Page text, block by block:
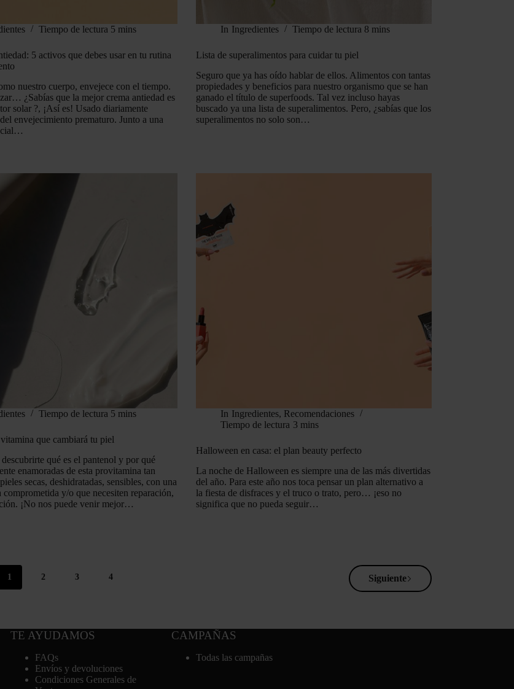
Tiempo de lectura 5 mins
5 activos que debes usar en tu rutina
nuestro cuerpo, envejece con el tiempo.
¿Sabías que la mejor crema antiedad es
solar ?, ¡Así es! Usado diariamente
envejecimiento prematuro. Junto a una
In Ingredientes Tiempo de lectura 8 mins
Lista de superalimentos para cuidar tu piel​
Seguro que ya has oído hablar de ellos. Alimentos con tantas
propiedades y beneficios para nuestro organismo que se han
ganado el título de superfoods. Tal vez incluso hayas
buscado ya una lista de superalimentos. Pero, ¿sabías que los
superalimentos no solo son…
Tiempo de lectura 5 mins
que cambiará tu piel
qué es el pantenol y por qué
enamoradas de esta provitamina tan
secas, deshidratadas, sensibles, con una
comprometida y/o que necesiten reparación,
¡No nos puede venir mejor…
In Ingredientes, Recomendaciones
Tiempo de lectura 3 mins
Halloween en casa: el plan beauty perfecto
La noche de Halloween es siempre una de las más divertidas
del año. Para este año nos toca pensar un plan alternativo a
la fiesta de disfraces y el truco o trato, pero… ¡eso no
significa que no pueda seguir…
1 2 3 4 Siguiente
TE AYUDAMOS
FAQs
Envíos y devoluciones
Condiciones Generales de
CAMPAÑAS
Todas las campañas